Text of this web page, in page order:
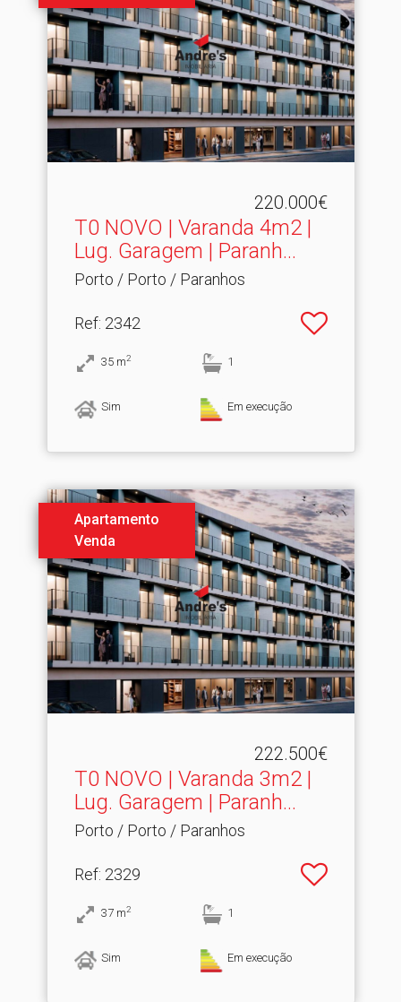
220.000€
T0 NOVO | Varanda 4m2 |
Lug.​ Garagem | Paranh...
Porto / Porto / Paranhos
Ref: 2342
35 m2 1
Sim Em execução
Apartamento
Venda
222.500€
T0 NOVO | Varanda 3m2 |
Lug.​ Garagem | Paranh...
Porto / Porto / Paranhos
Ref: 2329
37 m2 1
Sim Em execução